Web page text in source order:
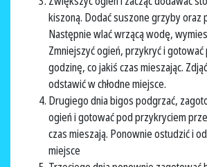
kiszoną. Dodać suszone grzyby oraz
Następnie wlać wrzącą wodę,
Zmniejszyć ogień, przykryć i gotować
godzinę, co jakiś czas mieszając.
odstawić w chłodne miejsce.
Drugiego dnia bigos podgrzać,
ogień i gotować pod przykryciem
czas mieszają. Ponownie ostudzić i
miejsce